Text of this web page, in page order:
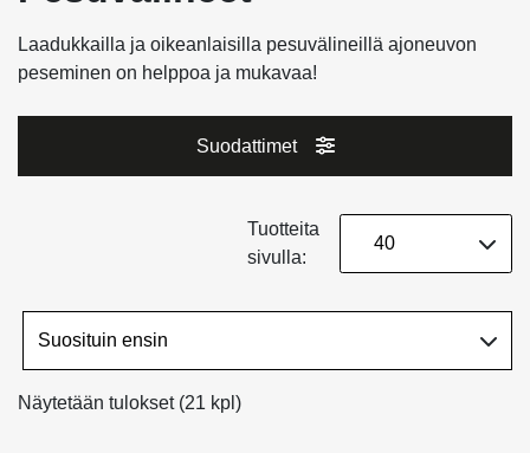
Laadukkailla ja oikeanlaisilla pesuvälineillä ajoneuvon
peseminen on helppoa ja mukavaa!
Suodattimet
Näytetään tulokset (21 kpl)
Tuotteita
sivulla: